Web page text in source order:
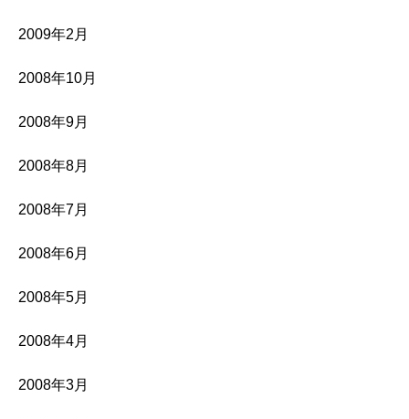
2009年2月
2008年10月
2008年9月
2008年8月
2008年7月
2008年6月
2008年5月
2008年4月
2008年3月